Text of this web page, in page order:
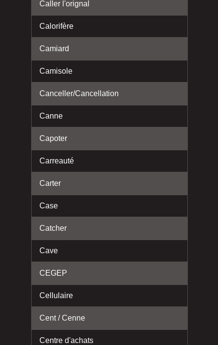
Caller l'orignal
Calorifère
Camiard
Camisole
Canceller/Cancellation
Canne
Capoter
Carreauté
Carter
Case
Catcher
Cave
CEGEP
Cellulaire
Cent / Cenne
Centre d'achats